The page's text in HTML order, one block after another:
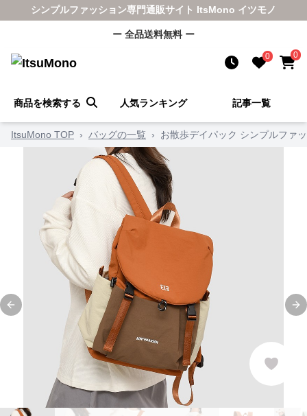
シンプルファッション専門通販サイト ItsMono イツモノ
ー 全品送料無料 ー
0 0
商品を検索する 人気ランキング 記事一覧
ItsuMono TOP › バッグの一覧 › お散歩デイパック シンプルファ
Previous slide